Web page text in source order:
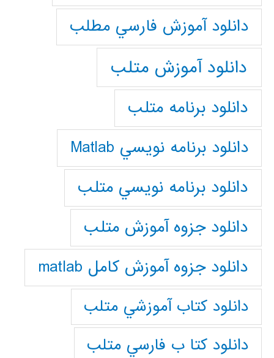
دانلود آموزش فارسي مطلب
دانلود آموزش متلب
دانلود برنامه متلب
دانلود برنامه نويسي Matlab
دانلود برنامه نويسي متلب
دانلود جزوه آموزش متلب
دانلود جزوه آموزش کامل matlab
دانلود كتاب آموزشي متلب
دانلود كتا ب فارسي متلب